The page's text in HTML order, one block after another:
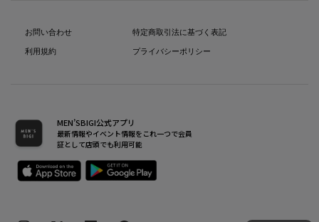
お問い合わせ
利用規約
特定商取引法に基づく表記
プライバシーポリシー
MEN’SBIGI公式アプリ
最新情報やイベント情報をこれ一つで会員
証として店頭でも利用可能